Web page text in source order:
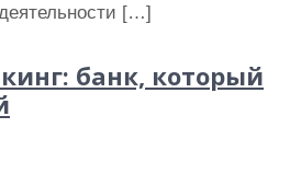
[…]
банк, который